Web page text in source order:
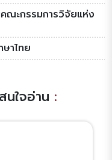
ณะกรรมการวิจัยแห่ง
าไทย
นใจอ่าน :